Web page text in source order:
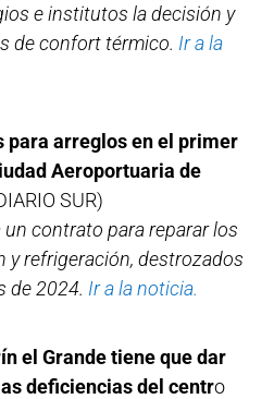
e institutos la decisión y
de confort térmico. Ir a la
para arreglos en el primer
Aeroportuaria de
SUR)
contrato para reparar los
y refrigeración, destrozados
de 2024. Ir a la noticia.
el Grande tiene que dar
deficiencias del centro